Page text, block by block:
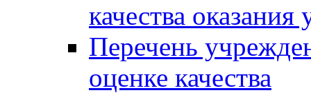
качества оказания
Перечень
оценке качества